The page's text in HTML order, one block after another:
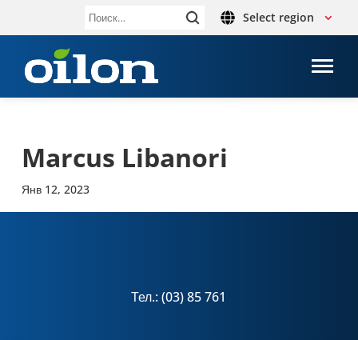
Найти: Select region
Marcus Libanori
Янв 12, 2023
Тел.: (03) 85 761